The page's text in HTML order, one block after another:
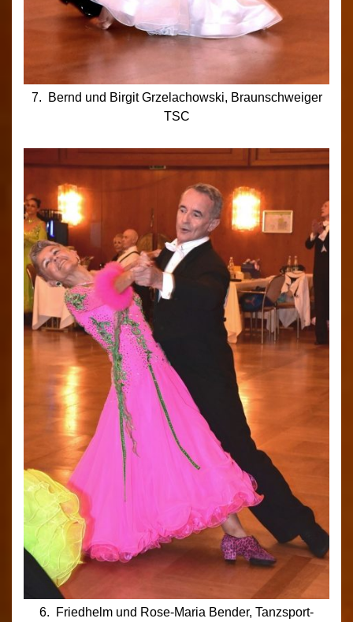
7. Bernd und Birgit Grzelachowski, Braunschweiger
TSC
6. Friedhelm und Rose-Maria Bender, Tanzsport-